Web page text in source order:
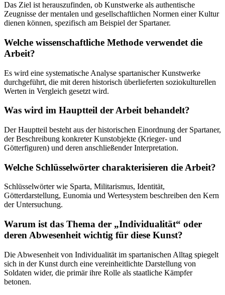
Das Ziel ist herauszufinden, ob Kunstwerke als authentische
Zeugnisse der mentalen und gesellschaftlichen Normen einer Kultur
dienen können, spezifisch am Beispiel der Spartaner.
Welche wissenschaftliche Methode verwendet die
Arbeit?
Es wird eine systematische Analyse spartanischer Kunstwerke
durchgeführt, die mit deren historisch überlieferten soziokulturellen
Werten in Vergleich gesetzt wird.
Was wird im Hauptteil der Arbeit behandelt?
Der Hauptteil besteht aus der historischen Einordnung der Spartaner,
der Beschreibung konkreter Kunstobjekte (Krieger- und
Götterfiguren) und deren anschließender Interpretation.
Welche Schlüsselwörter charakterisieren die Arbeit?
Schlüsselwörter wie Sparta, Militarismus, Identität,
Götterdarstellung, Eunomia und Wertesystem beschreiben den Kern
der Untersuchung.
Warum ist das Thema der „Individualität“ oder
deren Abwesenheit wichtig für diese Kunst?
Die Abwesenheit von Individualität im spartanischen Alltag spiegelt
sich in der Kunst durch eine vereinheitlichte Darstellung von
Soldaten wider, die primär ihre Rolle als staatliche Kämpfer
betonen.